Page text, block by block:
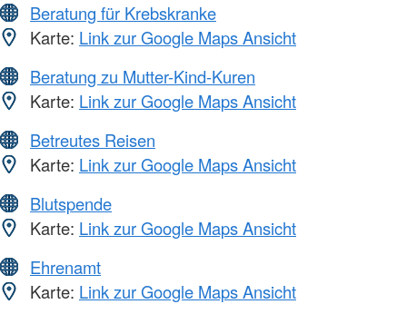
Beratung für Krebskranke
Karte: Link zur Google Maps Ansicht
Beratung zu Mutter-Kind-Kuren
Karte: Link zur Google Maps Ansicht
Betreutes Reisen
Karte: Link zur Google Maps Ansicht
Blutspende
Karte: Link zur Google Maps Ansicht
Ehrenamt
Karte: Link zur Google Maps Ansicht